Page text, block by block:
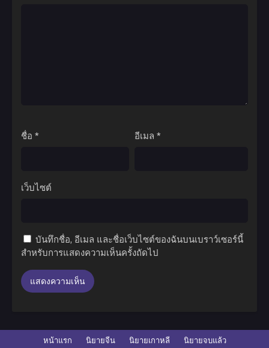
ชื่อ * อีเมล *
เว็บไซต์
บันทึกชื่อ, อีเมล และชื่อเว็บไซต์ของฉันบนเบราว์เซอร์นี้
สำหรับการแสดงความเห็นครั้งถัดไป
หน้าแรก นิยายจีน นิยายเกาหลี นิยายจบแล้ว